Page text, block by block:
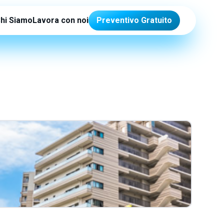
SiamoLavora con noi Preventivo Gratuito